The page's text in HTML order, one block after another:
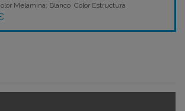
Melamina: Blanco Color Estructura